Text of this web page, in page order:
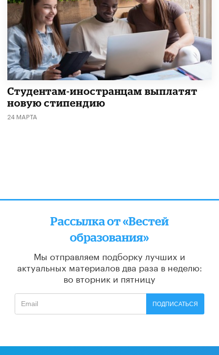
Студентам-иностранцам выплатят
новую стипендию
24 МАРТА
Рассылка от «Вестей
образования»
Мы отправляем подборку лучших и
актуальных материалов два раза в неделю:
во вторник и пятницу
ПОДПИСАТЬСЯ